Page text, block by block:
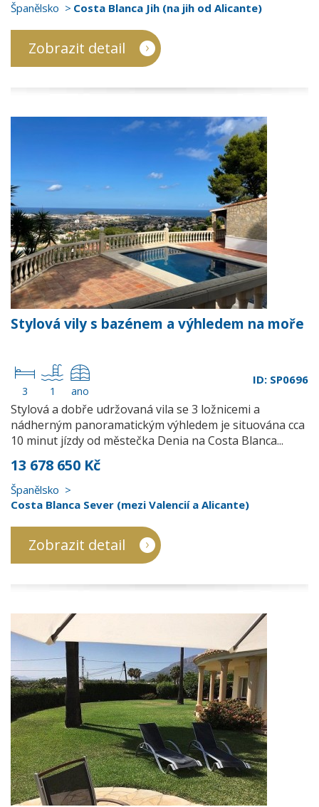
Španělsko Costa Blanca Jih (na jih od Alicante)
Zobrazit detail
Stylová vily s bazénem a výhledem na moře
3 1 ano
ID: SP0696
Stylová a dobře udržovaná vila se 3 ložnicemi a
nádherným panoramatickým výhledem je situována cca
10 minut jízdy od městečka Denia na Costa Blanca...
13 678 650 Kč
Španělsko
Costa Blanca Sever (mezi Valencií a Alicante)
Zobrazit detail